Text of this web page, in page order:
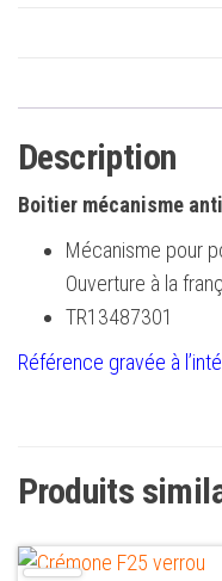
Description
Boitier mécanisme
Mécanisme pour
Ouverture à la
TR13487301
Référence gravée à
Produits